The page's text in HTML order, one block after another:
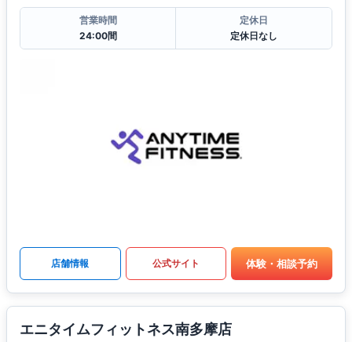
営業時間
24:00間
定休日
定休日なし
店舗情報 公式サイト 体験・相談予約
エニタイムフィットネス南多摩店